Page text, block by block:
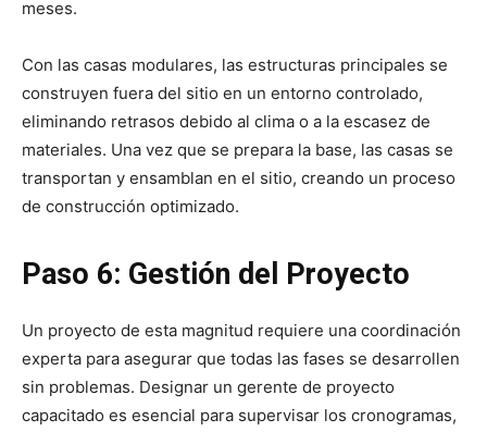
meses.
Con las casas modulares, las estructuras principales se
construyen fuera del sitio en un entorno controlado,
eliminando retrasos debido al clima o a la escasez de
materiales. Una vez que se prepara la base, las casas se
transportan y ensamblan en el sitio, creando un proceso
de construcción optimizado.
Paso 6: Gestión del Proyecto
Un proyecto de esta magnitud requiere una coordinación
experta para asegurar que todas las fases se desarrollen
sin problemas. Designar un gerente de proyecto
capacitado es esencial para supervisar los cronogramas,